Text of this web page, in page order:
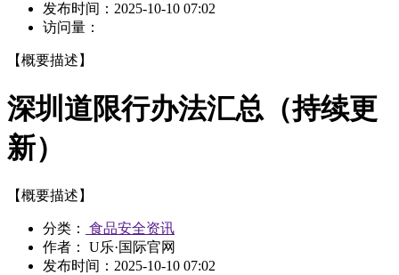
发布时间： 2025-10-10 07:02
访问量：
【概要描述】
深圳道限行办法汇总（持续更
新）
【概要描述】
分类：
食品安全资讯
作者： U乐·国际官网
发布时间： 2025-10-10 07:02